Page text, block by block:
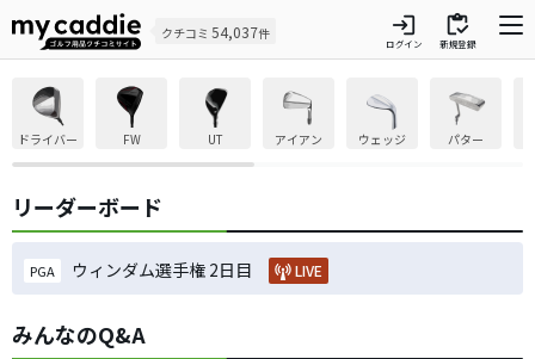
クチコミ 54,037件 login
ログイン
inventory
新規登録
ドライバー FW UT アイアン ウェッジ パター
リーダーボード
PGA ウィンダム選手権 2日目 LIVE
みんなのQ&A